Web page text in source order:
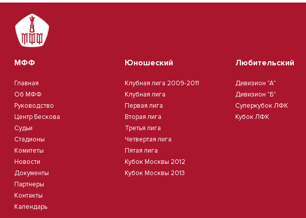
МФФ
Главная
Об МФФ
Руководство
Центр Бескова
Судьи
Стадионы
Комитеты
Новости
Документы
Партнеры
Контакты
Календарь
Юношеский
Клубная лига 2009-2011
Клубная лига
Первая лига
Вторая лига
Третья лига
Четвертая лига
Пятая лига
Кубок Москвы 2012
Кубок Москвы 2013
Любительский
Дивизион "А"
Дивизион "Б"
Суперкубок ЛФК
Кубок ЛФК